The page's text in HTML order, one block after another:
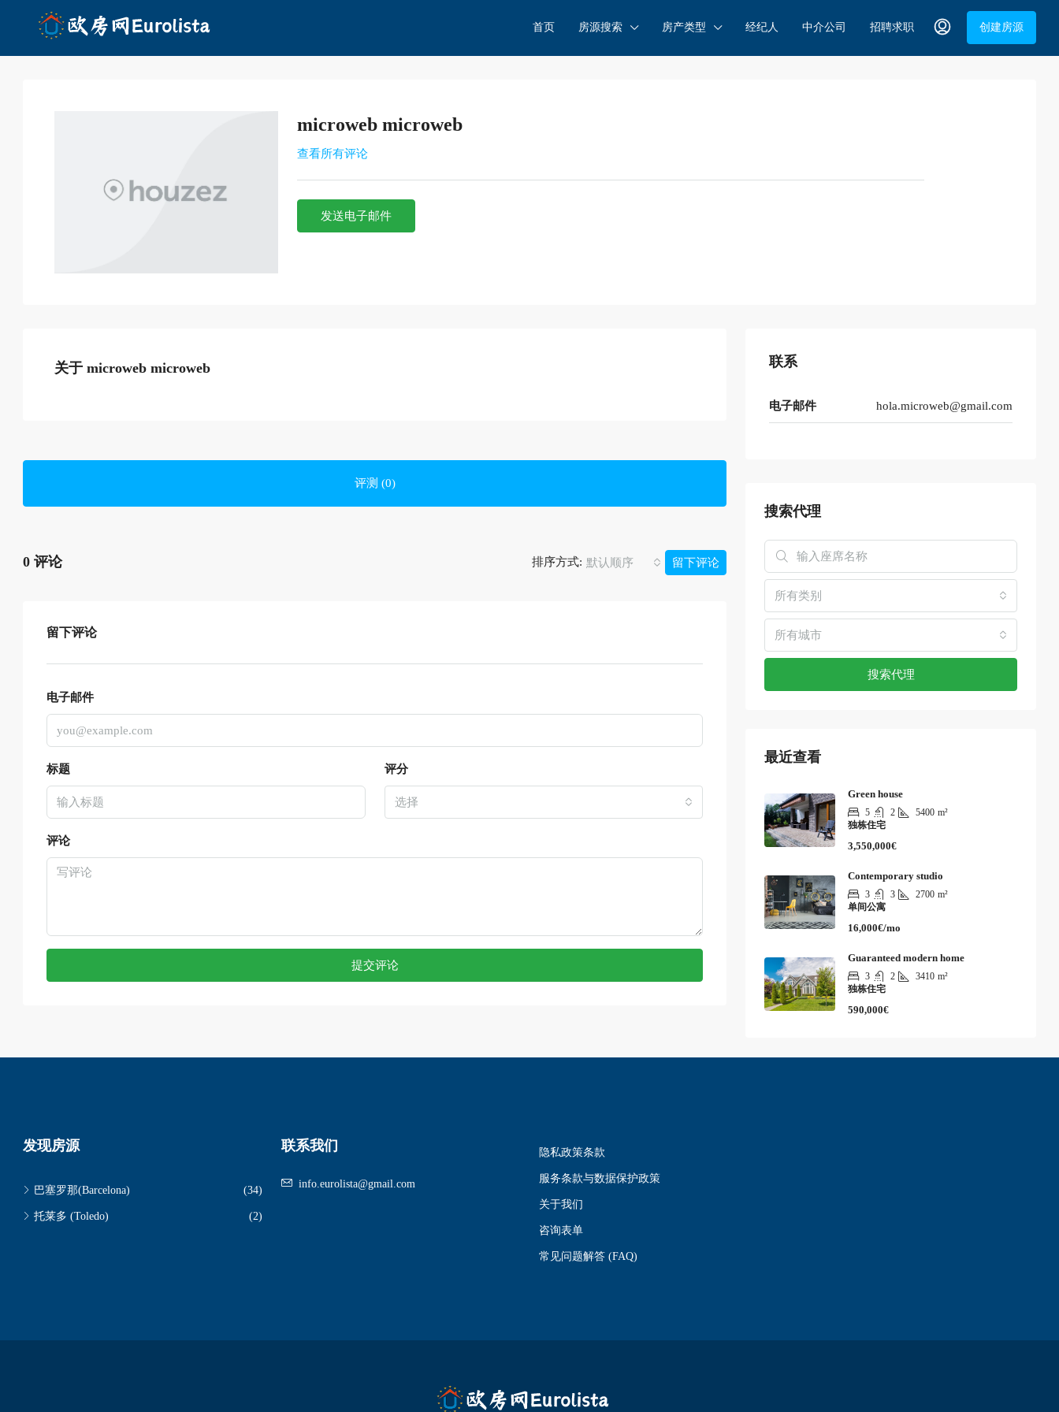
首页 房源搜索 房产类型 经纪人 中介公司 招聘求职 创建房源
microweb microweb
查看所有评论
发送电子邮件
关于 microweb microweb
评测 (0)
0 评论 排序方式: 默认顺序 留下评论
留下评论
电子邮件
标题 评分
选择
评论
提交评论
联系
电子邮件 hola.microweb@gmail.com
搜索代理
所有类别
所有城市
搜索代理
最近查看
Green house
5 2 5400 m²
独栋住宅
3,550,000€
Contemporary studio
3 3 2700 m²
单间公寓
16,000€/mo
Guaranteed modern home
3 2 3410 m²
独栋住宅
590,000€
发现房源
巴塞罗那(Barcelona) (34)
托莱多 (Toledo) (2)
联系我们
info.eurolista@gmail.com
隐私政策条款
服务条款与数据保护政策
关于我们
咨询表单
常见问题解答 (FAQ)